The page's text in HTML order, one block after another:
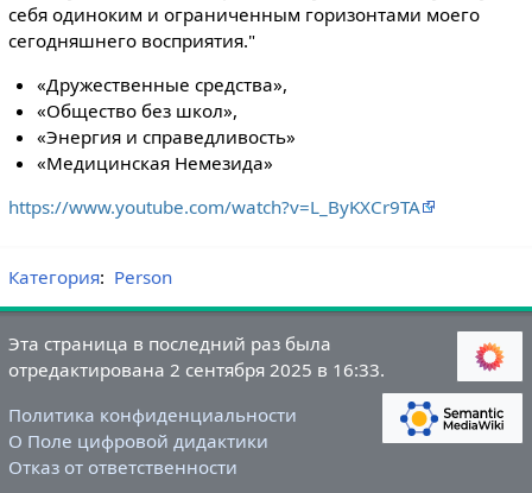
себя одиноким и ограниченным горизонтами моего
сегодняшнего восприятия."
«Дружественные средства»,
«Общество без школ»,
«Энергия и справедливость»
«Медицинская Немезида»
https://www.youtube.com/watch?v=L_ByKXCr9TA
Категория: Person
Эта страница в последний раз была
отредактирована 2 сентября 2025 в 16:33.
Политика конфиденциальности
О Поле цифровой дидактики
Отказ от ответственности